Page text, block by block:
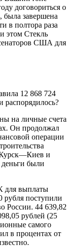
договориться о
была завершена
в полтора раза
этом Стекль
США для
12 868 724
распорядилось?
на личные счета
Он продолжал
операции
и
были
для выплаты
рубля поступили
России. 44 639,82
рублей (25
самого
в процентах от